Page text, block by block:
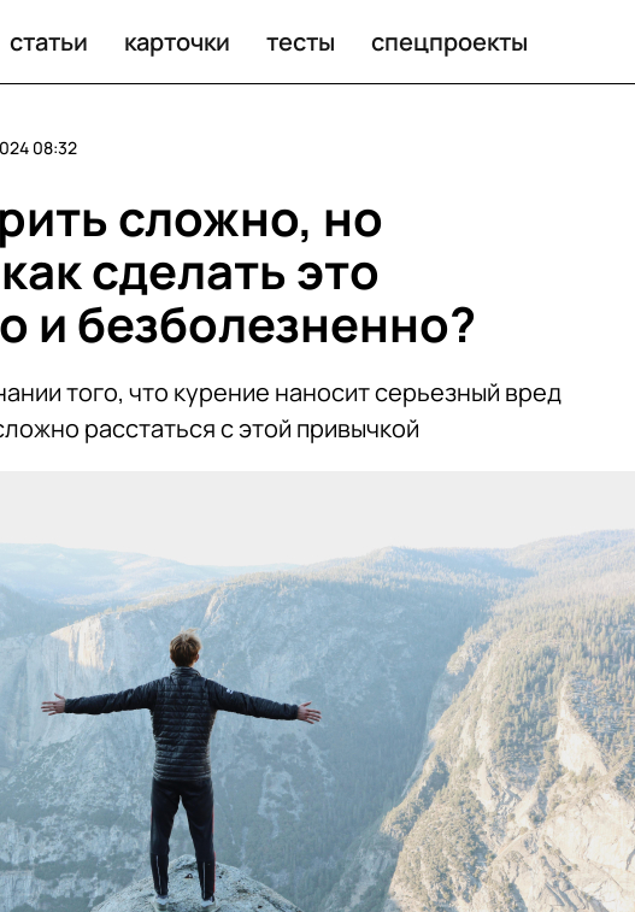
статьи карточки тесты спецпроекты
08:32
сложно, но
сделать это
и безболезненно?
того, что курение наносит серьезный вред
расстаться с этой привычкой